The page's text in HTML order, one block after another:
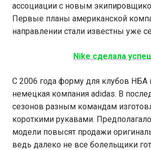
ассоциации с новым
Первые планы американской
направлении стали известны уже
Nike сделала
C 2006 года форму для клубов НБА
немецкая компания adidas. В
сезонов разным командам
короткими рукавами.
модели повысят продажи
ведь далеко не все болельщики